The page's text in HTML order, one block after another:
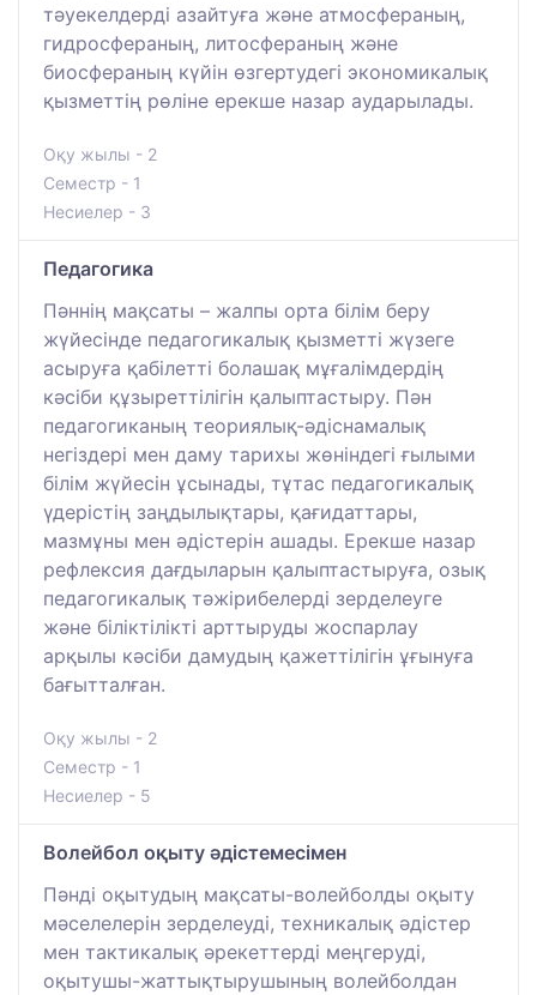
тәуекелдерді азайтуға және атмосфераның,
гидросфераның, литосфераның және
биосфераның күйін өзгертудегі экономикалық
қызметтің рөліне ерекше назар аударылады.
Оқу жылы - 2
Семестр - 1
Несиелер - 3
Педагогика
Пәннің мақсаты – жалпы орта білім беру
жүйесінде педагогикалық қызметті жүзеге
асыруға қабілетті болашақ мұғалімдердің
кәсіби құзыреттілігін қалыптастыру. Пән
педагогиканың теориялық-әдіснамалық
негіздері мен даму тарихы жөніндегі ғылыми
білім жүйесін ұсынады, тұтас педагогикалық
үдерістің заңдылықтары, қағидаттары,
мазмұны мен әдістерін ашады. Ерекше назар
рефлексия дағдыларын қалыптастыруға, озық
педагогикалық тәжірибелерді зерделеуге
және біліктілікті арттыруды жоспарлау
арқылы кәсіби дамудың қажеттілігін ұғынуға
бағытталған.
Оқу жылы - 2
Семестр - 1
Несиелер - 5
Волейбол оқыту әдістемесімен
Пәнді оқытудың мақсаты-волейболды оқыту
мәселелерін зерделеуді, техникалық әдістер
мен тактикалық әрекеттерді меңгеруді,
оқытушы-жаттықтырушының волейболдан